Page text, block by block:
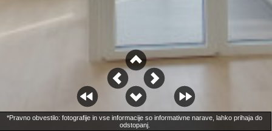
*Pravno obvestilo: fotografije in vse informacije so informativne narave, lahko prihaja do
odstopanj.